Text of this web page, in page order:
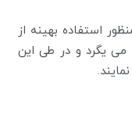
استفاده بهینه از
می یگرد و در طی این